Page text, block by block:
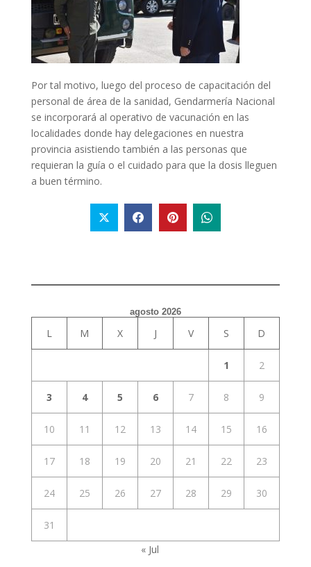
Por tal motivo, luego del proceso de capacitación del
personal de área de la sanidad, Gendarmería Nacional
se incorporará al operativo de vacunación en las
localidades donde hay delegaciones en nuestra
provincia asistiendo también a las personas que
requieran la guía o el cuidado para que la dosis lleguen
a buen término.
agosto 2026
L M X J V S D
1 2
3 4 5 6 7 8 9
10 11 12 13 14 15 16
17 18 19 20 21 22 23
24 25 26 27 28 29 30
31
« Jul